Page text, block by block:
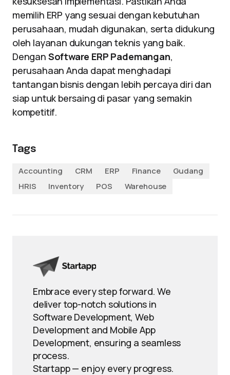
memilih ERP yang sesuai dengan kebutuhan
perusahaan, mudah digunakan, serta didukung
oleh layanan dukungan teknis yang baik.
Dengan Software ERP Pademangan,
perusahaan Anda dapat menghadapi
tantangan bisnis dengan lebih percaya diri dan
siap untuk bersaing di pasar yang semakin
kompetitif.
Tags
Accounting
CRM ERP Finance
Gudang
HRIS
Inventory POS Warehouse
Embrace every step forward. We
deliver top-notch solutions in
Software Development, Web
Development and Mobile App
Development, ensuring a seamless
process.
Startapp — enjoy every progress.